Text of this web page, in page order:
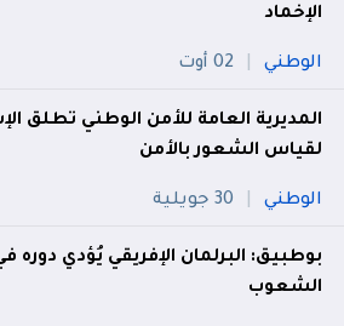
الإخماد
الوطني 02 أوت
المديرية العامة للأمن الوطني تطلق
لقياس الشعور بالأمن
الوطني 30 جويلية
بوطبيق: البرلمان الإفريقي يُؤدي
الشعوب